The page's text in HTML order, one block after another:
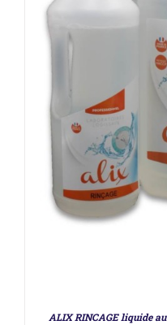
ALIX RINCAGE liquide